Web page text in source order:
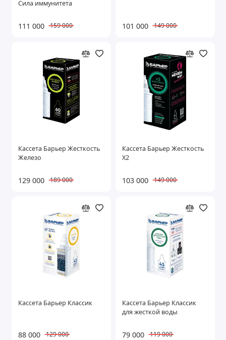
Сила иммунитета
111 000 159 000 101 000 149 000
Кассета Барьер Жесткость
Железо
129 000 189 000
Кассета Барьер Жесткость
Х2
103 000 149 000
Кассета Барьер Классик
88 000 129 000
Кассета Барьер Классик
для жесткой воды
79 000 119 000